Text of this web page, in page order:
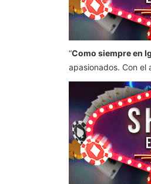
“Como siempre en
apasionados. Con el